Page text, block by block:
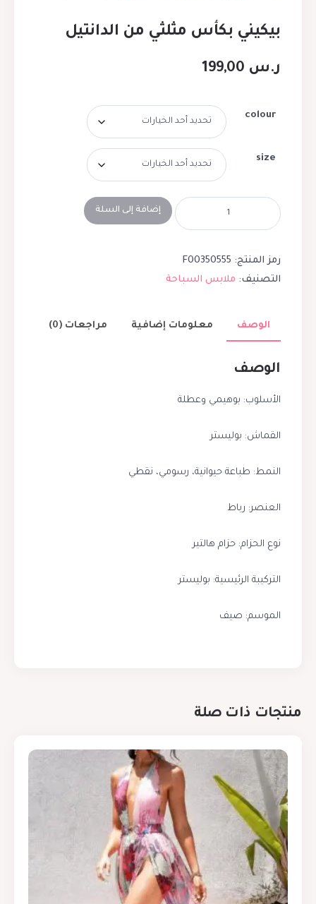
بيكيني بكأس مثلثي من الدانتيل
ر.س
colour
size
إضافة إلى السلة
رمز المنتج: F00350555
التصنيف: ملابس السباحة
الوصف معلومات إضافية مراجعات (0)
الوصف
الأسلوب: بوهيمي وعطلة
القماش: بوليستر
النمط: طباعة حيوانية، رسومي، نقطي
العنصر: رباط
نوع الحزام: حزام هالتير
التركيبة الرئيسية: بوليستر
الموسم: صيف
منتجات ذات صلة